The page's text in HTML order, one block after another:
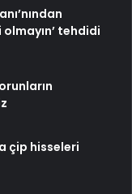
olmayın’ tehdidi
çip hisseleri